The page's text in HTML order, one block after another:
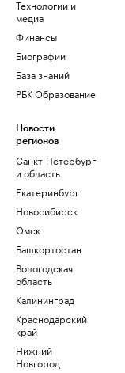
Технологии и
медиа
Финансы
Биографии
База знаний
РБК Образование
Новости
регионов
Санкт-Петербург
и область
Екатеринбург
Новосибирск
Омск
Башкортостан
Вологодская
область
Калининград
Краснодарский
край
Нижний
Новгород